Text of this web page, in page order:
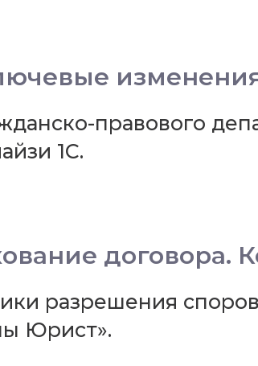
правового
1С.
договора.
разрешения
Юрист».